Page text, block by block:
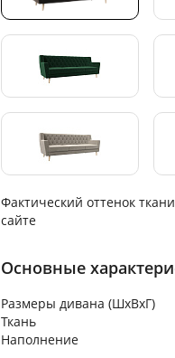
Фактический оттенок
сайте
Основные
Размеры дивана (ШхВхГ)
Ткань
Наполнение